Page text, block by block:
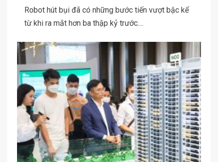
Robot hút bụi đã có những bước tiến vượt bậc kể
từ khi ra mắt hơn ba thập kỷ trước....